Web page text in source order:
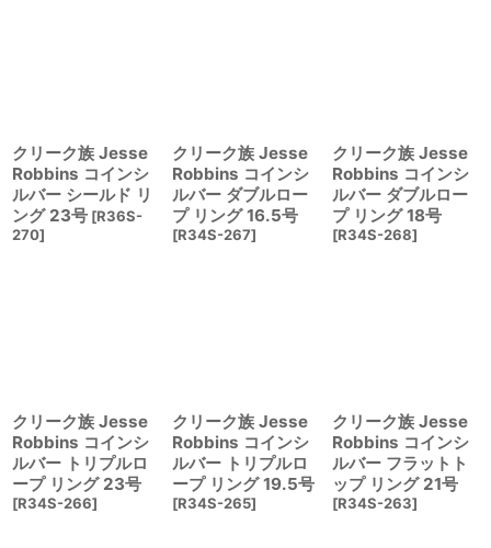
クリーク族 Jesse
Robbins コインシ
ルバー シールド リ
ング 23号 [R36S-
270]
クリーク族 Jesse
Robbins コインシ
ルバー ダブルロー
プ リング 16.5号
[R34S-267]
クリーク族 Jesse
Robbins コインシ
ルバー ダブルロー
プ リング 18号
[R34S-268]
クリーク族 Jesse
Robbins コインシ
ルバー トリプルロ
ープ リング 23号
[R34S-266]
クリーク族 Jesse
Robbins コインシ
ルバー トリプルロ
ープ リング 19.5号
[R34S-265]
クリーク族 Jesse
Robbins コインシ
ルバー フラットト
ップ リング 21号
[R34S-263]